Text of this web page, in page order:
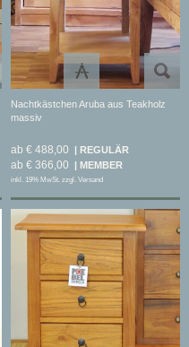
Nachtkästchen Aruba aus Teakholz
massiv
ab € 488,00
ab € 366,00
inkl. 19% MwSt. zzgl. Versand